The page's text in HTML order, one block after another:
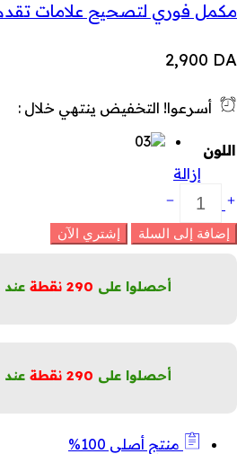
مكمل فوري لتصحيح علامات تقدم
2,900 DA
أسرعوا! التخفيض ينتهي خلال :
اللون
إزالة
إخفاء
العيوب
(كونسيلر)
إضافة إلى السلة إشتري الآن
أحصلوا على 290 نقطة عند
أحصلوا على 290 نقطة عند
منتج أصلي 100%